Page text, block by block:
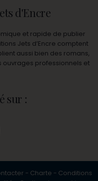
d'Encre
et rapide de publier
Jets d’Encre comptent
aussi bien des romans,
professionnels et
sur :
- Charte - Conditions